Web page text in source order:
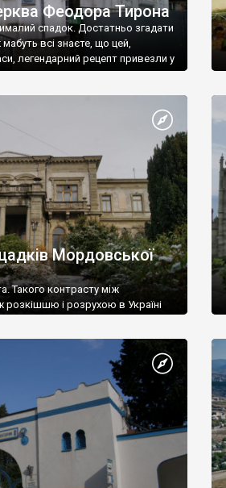
Феодора Тирона
спадок. Достатньо згадати
всі знаєте, що цей,
легендарний рецепт привезли у
Мордовської
Такого контрасту між
розкішшю і розрухою в Україні